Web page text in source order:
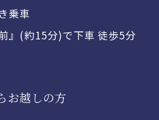
乗車
』(約15分)で下車 徒歩5分
お越しの方